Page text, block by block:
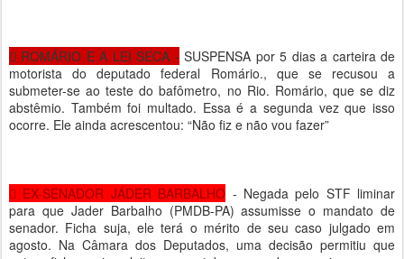
 ROMÁRIO E A LEI SECA - SUSPENSA por 5 dias a carteira de
motorista do deputado federal Romário., que se recusou a
submeter-se ao teste do bafômetro, no Rio. Romário, que se diz
abstêmio. Também foi multado. Essa é a segunda vez que isso
ocorre. Ele ainda acrescentou: “Não fiz e não vou fazer”
 EX-SENADOR JÁDER BARBALHO - Negada pelo STF liminar
para que Jader Barbalho (PMDB-PA) assumisse o mandato de
senador. Ficha suja, ele terá o mérito de seu caso julgado em
agosto. Na Câmara dos Deputados, uma decisão permitiu que